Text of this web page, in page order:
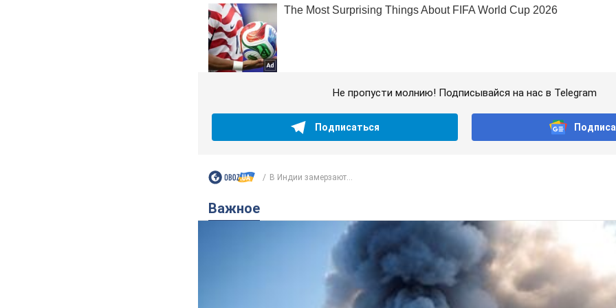
Не пропусти молнию! Подписывайся на нас в Telegram
Подписаться
В Индии замерзают...
Важное